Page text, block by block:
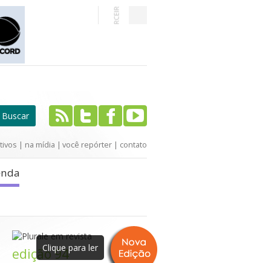
| na mídia | você repórter | contato
Clique para ler
edição 94